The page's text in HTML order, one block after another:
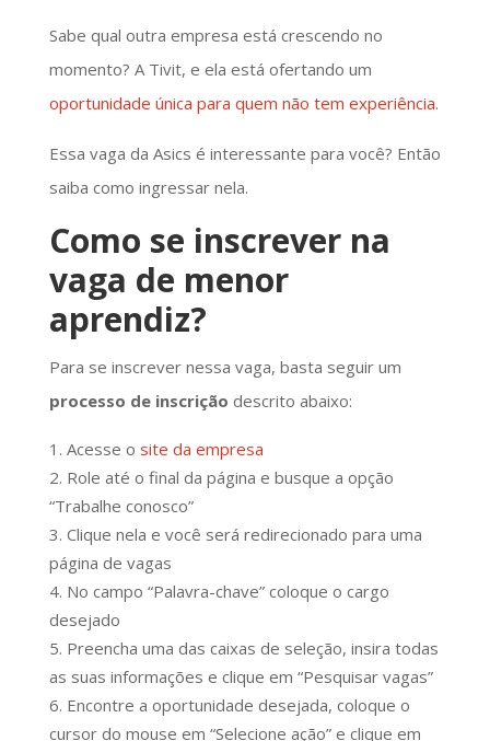
Sabe qual outra empresa está crescendo no
momento? A Tivit, e ela está ofertando um
oportunidade única para quem não tem experiência.
Essa vaga da Asics é interessante para você? Então
saiba como ingressar nela.
Como se inscrever na
vaga de menor
aprendiz?
Para se inscrever nessa vaga, basta seguir um
processo de inscrição descrito abaixo:
Acesse o site da empresa
Role até o final da página e busque a opção
“Trabalhe conosco”
Clique nela e você será redirecionado para uma
página de vagas
No campo “Palavra-chave” coloque o cargo
desejado
Preencha uma das caixas de seleção, insira todas
as suas informações e clique em “Pesquisar vagas”
Encontre a oportunidade desejada, coloque o
cursor do mouse em “Selecione ação” e clique em